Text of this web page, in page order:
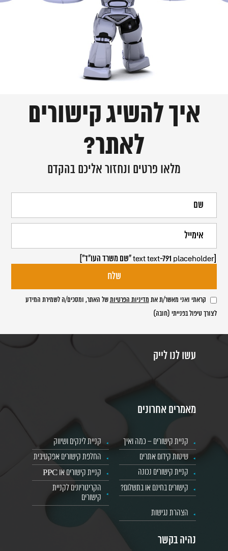
איך להשיג קישורים
לאתר?
מלאו פרטים ונחזור אליכם בהקדם
[text text-791 placeholder "שם משרד העו"ד"]
קראתי ואני מאשר/ת את מדיניות הפרטיותשל האתר, ומסכים/ה לשמירת המידע
לצורך טיפול בפנייתי (חובה)
עשו לנו לייק
מאמרים אחרונים
קניית קישורים – כמה ואיך
קניית לינקים ושיווק
שיטות קידום אתרים
החלפת קישורים אפקטיבית
קניית קישורים נכונה
קניית קישורים או PPC
קישורים בחינם או בתשלום?
הקריטריונים לקניית
קישורים
הצהרת נגישות
נהיה בקשר